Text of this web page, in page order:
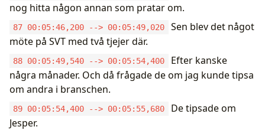
nog hitta någon annan som pratar om.
87 00:05:46,200 --> 00:05:49,020
Sen blev det något
möte på SVT med två tjejer där.
88 00:05:49,540 --> 00:05:54,400
Efter kanske
några månader. Och då frågade de om jag kunde tipsa
om andra i branschen.
89 00:05:54,400 --> 00:05:55,680
De tipsade om
Jesper.